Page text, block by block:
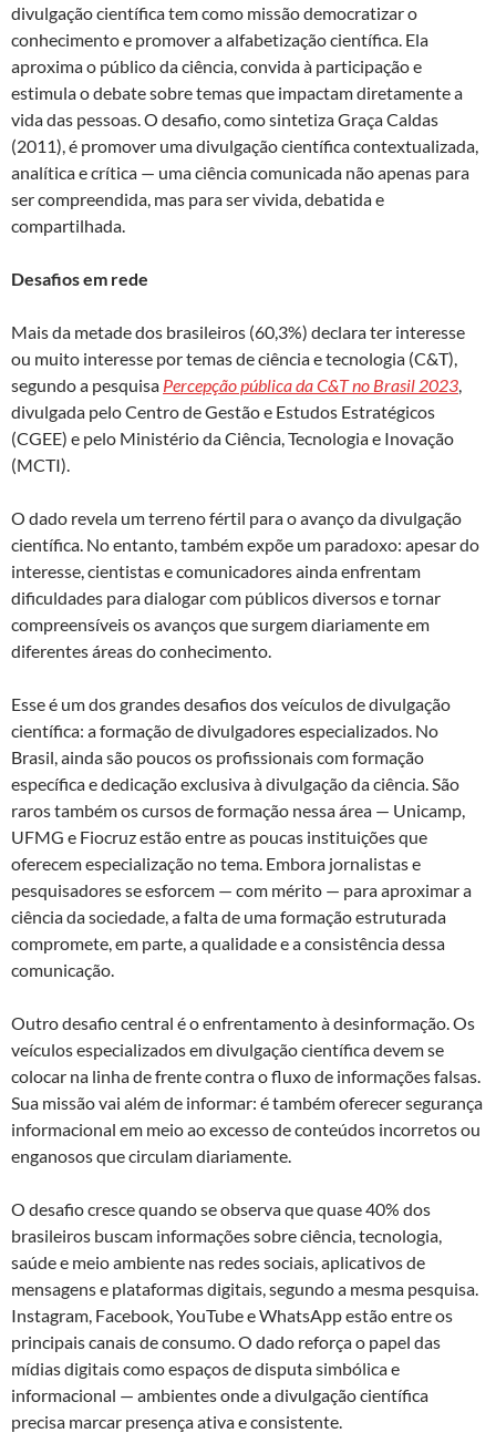
divulgação científica tem como missão democratizar o
conhecimento e promover a alfabetização científica. Ela
aproxima o público da ciência, convida à participação e
estimula o debate sobre temas que impactam diretamente a
vida das pessoas. O desafio, como sintetiza Graça Caldas
(2011), é promover uma divulgação científica contextualizada,
analítica e crítica — uma ciência comunicada não apenas para
ser compreendida, mas para ser vivida, debatida e
compartilhada.
Desafios em rede
Mais da metade dos brasileiros (60,3%) declara ter interesse
ou muito interesse por temas de ciência e tecnologia (C&T),
segundo a pesquisa Percepção pública da C&T no Brasil 2023,
divulgada pelo Centro de Gestão e Estudos Estratégicos
(CGEE) e pelo Ministério da Ciência, Tecnologia e Inovação
(MCTI).
O dado revela um terreno fértil para o avanço da divulgação
científica. No entanto, também expõe um paradoxo: apesar do
interesse, cientistas e comunicadores ainda enfrentam
dificuldades para dialogar com públicos diversos e tornar
compreensíveis os avanços que surgem diariamente em
diferentes áreas do conhecimento.
Esse é um dos grandes desafios dos veículos de divulgação
científica: a formação de divulgadores especializados. No
Brasil, ainda são poucos os profissionais com formação
específica e dedicação exclusiva à divulgação da ciência. São
raros também os cursos de formação nessa área — Unicamp,
UFMG e Fiocruz estão entre as poucas instituições que
oferecem especialização no tema. Embora jornalistas e
pesquisadores se esforcem — com mérito — para aproximar a
ciência da sociedade, a falta de uma formação estruturada
compromete, em parte, a qualidade e a consistência dessa
comunicação.
Outro desafio central é o enfrentamento à desinformação. Os
veículos especializados em divulgação científica devem se
colocar na linha de frente contra o fluxo de informações falsas.
Sua missão vai além de informar: é também oferecer segurança
informacional em meio ao excesso de conteúdos incorretos ou
enganosos que circulam diariamente.
O desafio cresce quando se observa que quase 40% dos
brasileiros buscam informações sobre ciência, tecnologia,
saúde e meio ambiente nas redes sociais, aplicativos de
mensagens e plataformas digitais, segundo a mesma pesquisa.
Instagram, Facebook, YouTube e WhatsApp estão entre os
principais canais de consumo. O dado reforça o papel das
mídias digitais como espaços de disputa simbólica e
informacional — ambientes onde a divulgação científica
precisa marcar presença ativa e consistente.